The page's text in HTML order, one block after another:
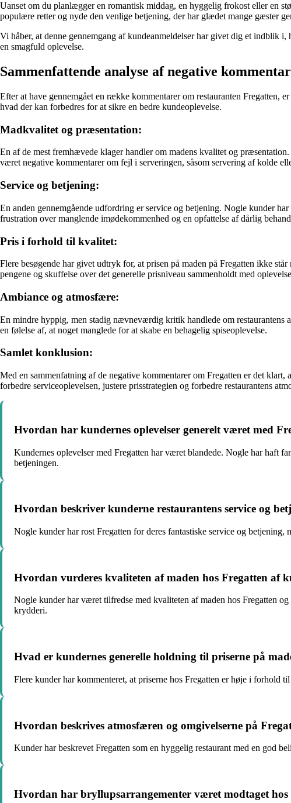
Uanset om du planlægger en romantisk middag, en hyggelig frokost eller en
populære retter og nyde den venlige betjening, der har glædet mange gæster
Vi håber, at denne gennemgang af kundeanmeldelser har givet dig et indblik
en smagfuld oplevelse.
Sammenfattende analyse af negative
Efter at have gennemgået en række kommentarer om restauranten Fregatten,
hvad der kan forbedres for at sikre en bedre kundeoplevelse.
Madkvalitet og præsentation:
En af de mest fremhævede klager handler om madens kvalitet og
været negative kommentarer om fejl i serveringen, såsom servering af kolde
Service og betjening:
En anden gennemgående udfordring er service og betjening. Nogle kunder
frustration over manglende imødekommenhed og en opfattelse af dårlig
Pris i forhold til kvalitet:
Flere besøgende har givet udtryk for, at prisen på maden på Fregatten ikke
pengene og skuffelse over det generelle prisniveau sammenholdt med
Ambiance og atmosfære:
En mindre hyppig, men stadig nævneværdig kritik handlede om restaurantens
en følelse af, at noget manglede for at skabe en behagelig spiseoplevelse.
Samlet konklusion:
Med en sammenfatning af de negative kommentarer om Fregatten er det
forbedre serviceoplevelsen, justere prisstrategien og forbedre restaurantens
Hvordan har kundernes oplevelser generelt været med
Kundernes oplevelser med Fregatten har været blandede. Nogle har haft
betjeningen.
Hvordan beskriver kunderne restaurantens service og
Nogle kunder har rost Fregatten for deres fantastiske service og
Hvordan vurderes kvaliteten af maden hos Fregatten af
Nogle kunder har været tilfredse med kvaliteten af maden hos Fregatten
krydderi.
Hvad er kundernes generelle holdning til priserne på
Flere kunder har kommenteret, at priserne hos Fregatten er høje i
Hvordan beskrives atmosfæren og omgivelserne på
Kunder har beskrevet Fregatten som en hyggelig restaurant med en god
Hvordan har bryllupsarrangementer været modtaget hos